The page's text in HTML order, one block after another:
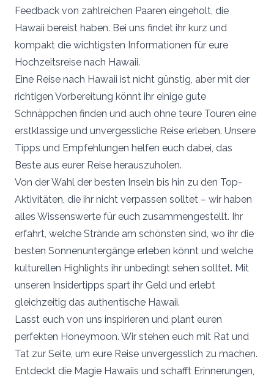
Feedback von zahlreichen Paaren eingeholt, die
Hawaii bereist haben. Bei uns findet ihr kurz und
kompakt die wichtigsten Informationen für eure
Hochzeitsreise nach Hawaii.
Eine Reise nach Hawaii ist nicht günstig, aber mit der
richtigen Vorbereitung könnt ihr einige gute
Schnäppchen finden und auch ohne teure Touren eine
erstklassige und unvergessliche Reise erleben. Unsere
Tipps und Empfehlungen helfen euch dabei, das
Beste aus eurer Reise herauszuholen.
Von der Wahl der besten Inseln bis hin zu den Top-
Aktivitäten, die ihr nicht verpassen solltet – wir haben
alles Wissenswerte für euch zusammengestellt. Ihr
erfahrt, welche Strände am schönsten sind, wo ihr die
besten Sonnenuntergänge erleben könnt und welche
kulturellen Highlights ihr unbedingt sehen solltet. Mit
unseren Insidertipps spart ihr Geld und erlebt
gleichzeitig das authentische Hawaii.
Lasst euch von uns inspirieren und plant euren
perfekten Honeymoon. Wir stehen euch mit Rat und
Tat zur Seite, um eure Reise unvergesslich zu machen.
Entdeckt die Magie Hawaiis und schafft Erinnerungen,